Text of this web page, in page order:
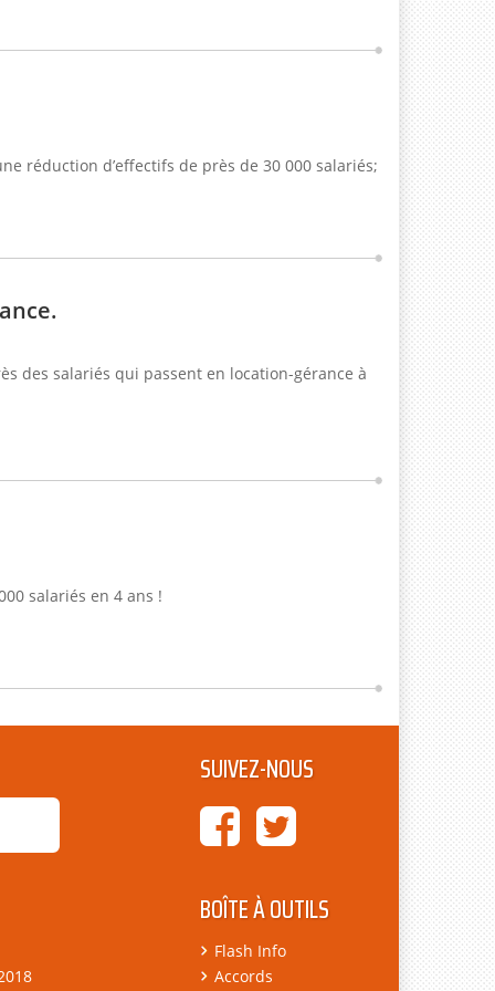
réduction d’effectifs de près de 30 000 salariés;
des salariés qui passent en location-gérance à
salariés en 4 ans !
SUIVEZ-NOUS
BOÎTE À OUTILS
Flash Info
Accords